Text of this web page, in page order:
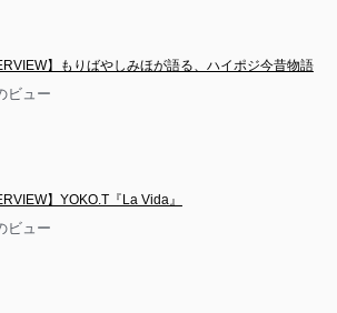
】もりばやしみほが語る、ハイポジ今昔物語
ビュー
】YOKO.T『La Vida』
ビュー